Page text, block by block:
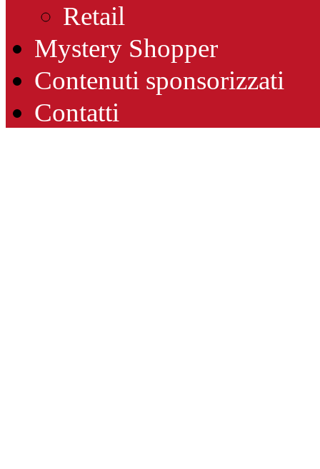
Retail
Mystery Shopper
Contenuti sponsorizzati
Contatti